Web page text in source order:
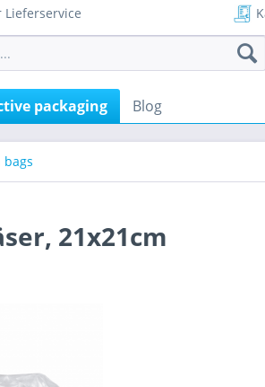
Lieferservice
packaging Blog
21x21cm